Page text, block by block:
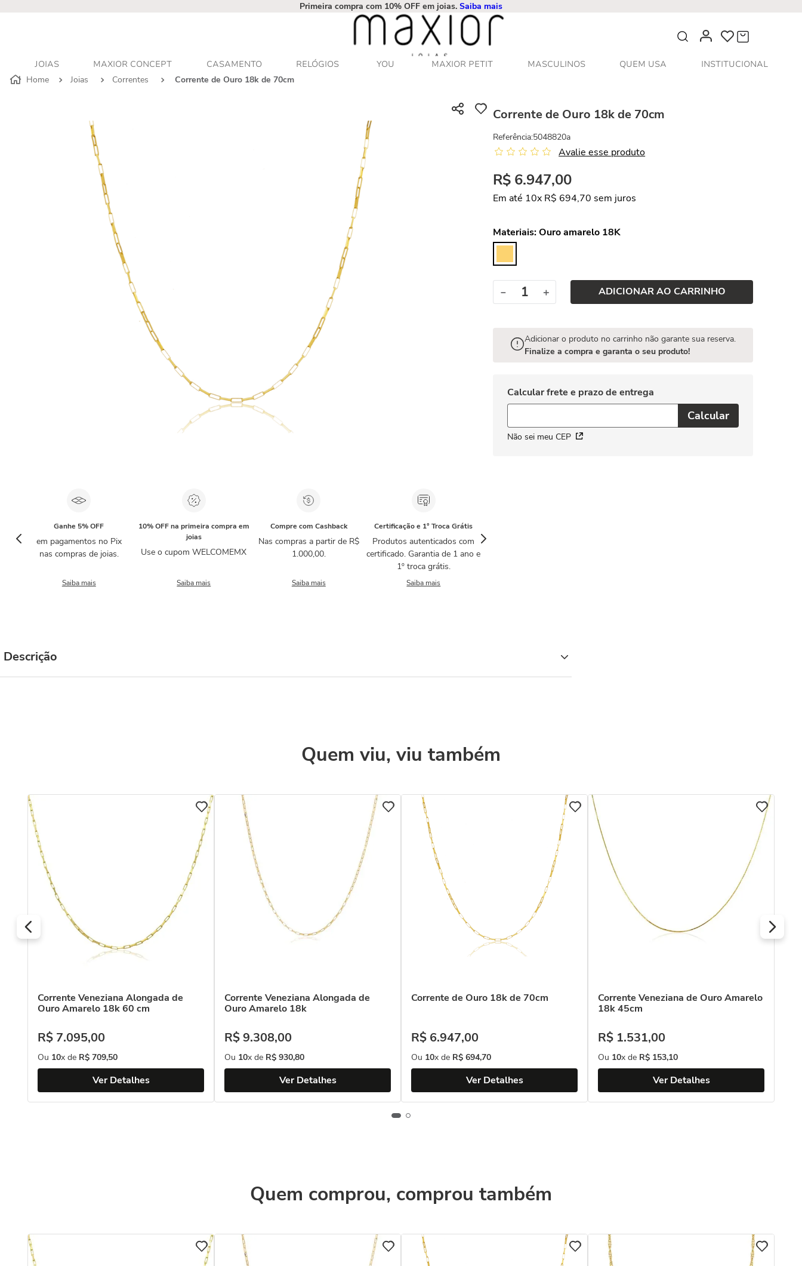
Primeira compra com 10% OFF em joias. Saiba mais
O que você procura?
JOIAS MAXIOR CONCEPT CASAMENTO RELÓGIOS YOU MAXIOR PETIT MASCULINOS QUEM USA
INSTITUCIONAL
Joias
Correntes Corrente de Ouro 18k de 70cm
Ganhe 5% OFF
em pagamentos no Pix
nas compras de joias.
Saiba mais
10% OFF na primeira compra em
joias
Use o cupom WELCOMEMX
Saiba mais
Compre com Cashback
Nas compras a partir de R$
1.000,00.
Saiba mais
Certificação e 1° Troca Grátis
Produtos autenticados com
certificado. Garantia de 1 ano e
1º troca grátis.
Saiba mais
Corrente de Ouro 18k de 70cm
Referência:5048820a
Avalie esse produto
R$ 6.947,00
Em até 10x R$ 694,70 sem juros
Materiais:Ouro amarelo 18K
＋
－ ADICIONAR AO CARRINHO
Adicionar o produto no carrinho não garante sua reserva.
Finalize a compra e garanta o seu produto!
Não sei meu CEP
Descrição
Quem viu, viu também
Corrente Veneziana Alongada de
Ouro Amarelo 18k 60 cm
R$ 7.095,00
Ou 10x de R$ 709,50
Ver Detalhes
Corrente Veneziana Alongada de
Ouro Amarelo 18k
R$9.308,00
Ou 10x de R$ 930,80
Ver Detalhes
Corrente de Ouro 18k de 70cm
R$ 6.947,00
Ou 10x de R$ 694,70
Ver Detalhes
Corrente Veneziana de Ouro Amarelo
18k 45cm
R$ 1.531,00
Ou 10x de R$ 153,10
Ver Detalhes
Quem comprou, comprou também